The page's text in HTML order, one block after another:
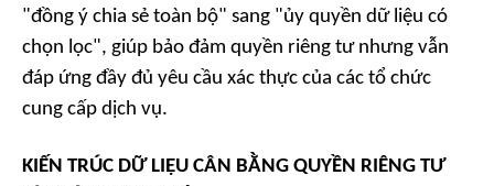
"đồng ý chia sẻ toàn bộ" sang "ủy quyền dữ liệu có
chọn lọc", giúp bảo đảm quyền riêng tư nhưng vẫn
đáp ứng đầy đủ yêu cầu xác thực của các tổ chức
cung cấp dịch vụ.
KIẾN TRÚC DỮ LIỆU CÂN BẰNG QUYỀN RIÊNG TƯ